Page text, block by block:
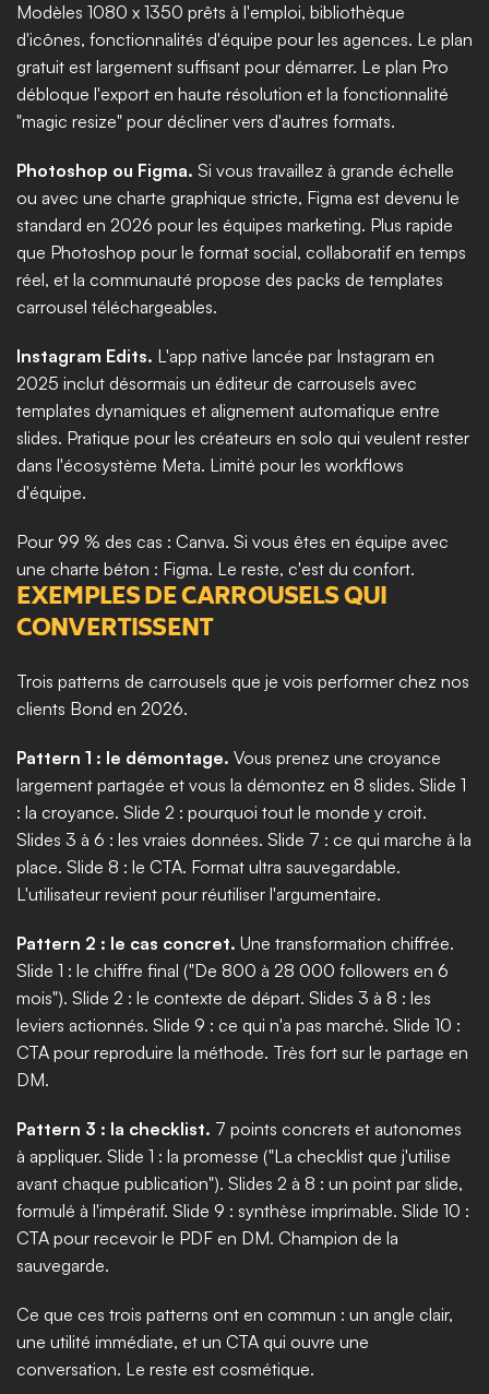
Modèles 1080 x 1350 prêts à l'emploi, bibliothèque
d'icônes, fonctionnalités d'équipe pour les agences. Le plan
gratuit est largement suffisant pour démarrer. Le plan Pro
débloque l'export en haute résolution et la fonctionnalité
"magic resize" pour décliner vers d'autres formats.
Photoshop ou Figma. Si vous travaillez à grande échelle
ou avec une charte graphique stricte, Figma est devenu le
standard en 2026 pour les équipes marketing. Plus rapide
que Photoshop pour le format social, collaboratif en temps
réel, et la communauté propose des packs de templates
carrousel téléchargeables.
Instagram Edits. L'app native lancée par Instagram en
2025 inclut désormais un éditeur de carrousels avec
templates dynamiques et alignement automatique entre
slides. Pratique pour les créateurs en solo qui veulent rester
dans l'écosystème Meta. Limité pour les workflows
d'équipe.
Pour 99 % des cas : Canva. Si vous êtes en équipe avec
une charte béton : Figma. Le reste, c'est du confort.
EXEMPLES DE CARROUSELS QUI
CONVERTISSENT
Trois patterns de carrousels que je vois performer chez nos
clients Bond en 2026.
Pattern 1 : le démontage. Vous prenez une croyance
largement partagée et vous la démontez en 8 slides. Slide 1
: la croyance. Slide 2 : pourquoi tout le monde y croit.
Slides 3 à 6 : les vraies données. Slide 7 : ce qui marche à la
place. Slide 8 : le CTA. Format ultra sauvegardable.
L'utilisateur revient pour réutiliser l'argumentaire.
Pattern 2 : le cas concret. Une transformation chiffrée.
Slide 1 : le chiffre final ("De 800 à 28 000 followers en 6
mois"). Slide 2 : le contexte de départ. Slides 3 à 8 : les
leviers actionnés. Slide 9 : ce qui n'a pas marché. Slide 10 :
CTA pour reproduire la méthode. Très fort sur le partage en
DM.
Pattern 3 : la checklist. 7 points concrets et autonomes
à appliquer. Slide 1 : la promesse ("La checklist que j'utilise
avant chaque publication"). Slides 2 à 8 : un point par slide,
formulé à l'impératif. Slide 9 : synthèse imprimable. Slide 10 :
CTA pour recevoir le PDF en DM. Champion de la
sauvegarde.
Ce que ces trois patterns ont en commun : un angle clair,
une utilité immédiate, et un CTA qui ouvre une
conversation. Le reste est cosmétique.